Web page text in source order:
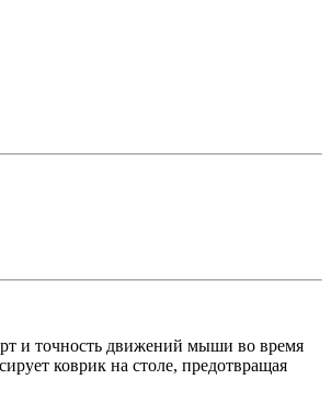
и точность движений мыши во время
коврик на столе, предотвращая